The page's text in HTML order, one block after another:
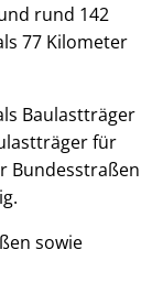
rund 142
77 Kilometer
Baulastträger
für
Bundesstraßen
sowie